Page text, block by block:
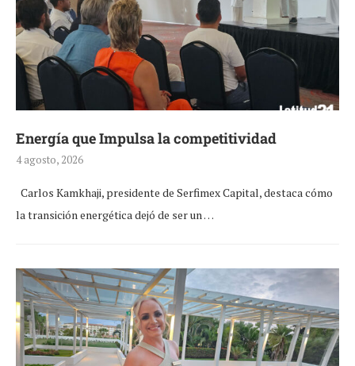
Energía que Impulsa la competitividad
4 agosto, 2026
Carlos Kamkhaji, presidente de Serfimex Capital, destaca cómo
la transición energética dejó de ser un …